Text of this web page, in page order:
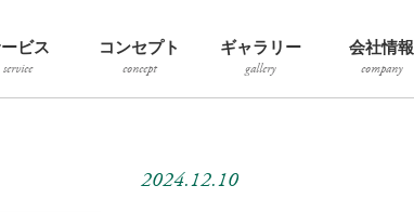
ビス
service
コンセプト
concept
ギャラリー
gallery
会社情報
company
2024.12.10